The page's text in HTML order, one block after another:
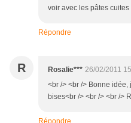
voir avec les pâtes
Répondre
R Rosalie*** 26/02/2011
<br /> <br /> Bonne idée,
bises<br /> <br /> <br />
Répondre